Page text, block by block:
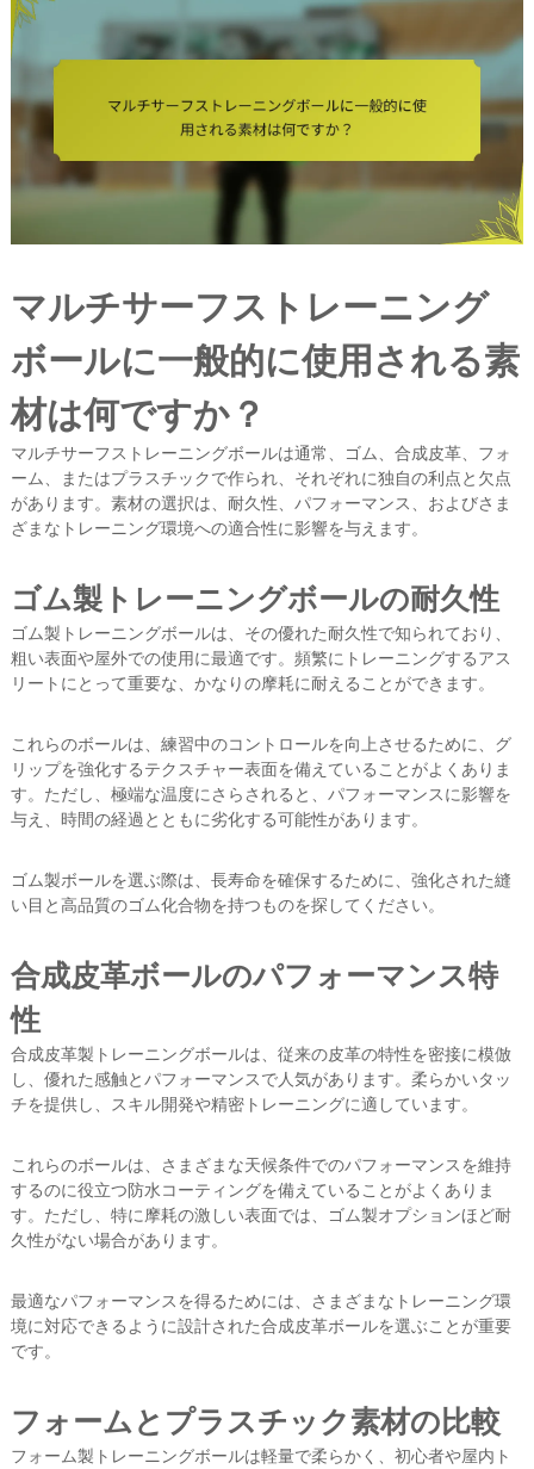
マルチサーフストレーニング
ボールに一般的に使用される素
材は何ですか？
マルチサーフストレーニングボールは通常、ゴム、合成皮革、フォ
ーム、またはプラスチックで作られ、それぞれに独自の利点と欠点
があります。素材の選択は、耐久性、パフォーマンス、およびさま
ざまなトレーニング環境への適合性に影響を与えます。
ゴム製トレーニングボールの耐久性
ゴム製トレーニングボールは、その優れた耐久性で知られており、
粗い表面や屋外での使用に最適です。頻繁にトレーニングするアス
リートにとって重要な、かなりの摩耗に耐えることができます。
これらのボールは、練習中のコントロールを向上させるために、グ
リップを強化するテクスチャー表面を備えていることがよくありま
す。ただし、極端な温度にさらされると、パフォーマンスに影響を
与え、時間の経過とともに劣化する可能性があります。
ゴム製ボールを選ぶ際は、長寿命を確保するために、強化された縫
い目と高品質のゴム化合物を持つものを探してください。
合成皮革ボールのパフォーマンス特
性
合成皮革製トレーニングボールは、従来の皮革の特性を密接に模倣
し、優れた感触とパフォーマンスで人気があります。柔らかいタッ
チを提供し、スキル開発や精密トレーニングに適しています。
これらのボールは、さまざまな天候条件でのパフォーマンスを維持
するのに役立つ防水コーティングを備えていることがよくありま
す。ただし、特に摩耗の激しい表面では、ゴム製オプションほど耐
久性がない場合があります。
最適なパフォーマンスを得るためには、さまざまなトレーニング環
境に対応できるように設計された合成皮革ボールを選ぶことが重要
です。
フォームとプラスチック素材の比較
フォーム製トレーニングボールは軽量で柔らかく、初心者や屋内ト